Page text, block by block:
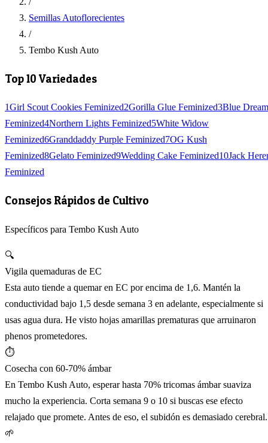
Semillas Autoflorecientes
/
Tembo Kush Auto
Top 10 Variedades
1Girl Scout Cookies Feminized2Gorilla Glue Feminized3Blue Dream
Feminized4Northern Lights Feminized5White Widow
Feminized6Granddaddy Purple Feminized7OG Kush
Feminized8Gelato Feminized9Wedding Cake Feminized10Jack
Feminized
Consejos Rápidos de Cultivo
Específicos para Tembo Kush Auto
🔍
Vigila quemaduras de EC
Esta auto tiende a quemar en EC por encima de 1,6. Mantén la
conductividad bajo 1,5 desde semana 3 en adelante, especialmente si
usas agua dura. He visto hojas amarillas prematuras que arruinaron
phenos prometedores.
⏱️
Cosecha con 60-70% ámbar
En Tembo Kush Auto, esperar hasta 70% tricomas ámbar suaviza
mucho la experiencia. Corta semana 9 o 10 si buscas ese efecto
relajado que promete. Antes de eso, el subidón es demasiado cerebral.
🌱